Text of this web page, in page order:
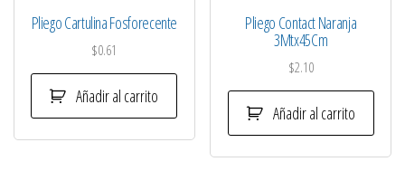
Pliego Cartulina Fosforecente
$0.61
Añadir al carrito
Pliego Contact Naranja
3Mtx45Cm
$2.10
Añadir al carrito